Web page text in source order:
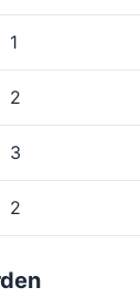
1
2
3
2